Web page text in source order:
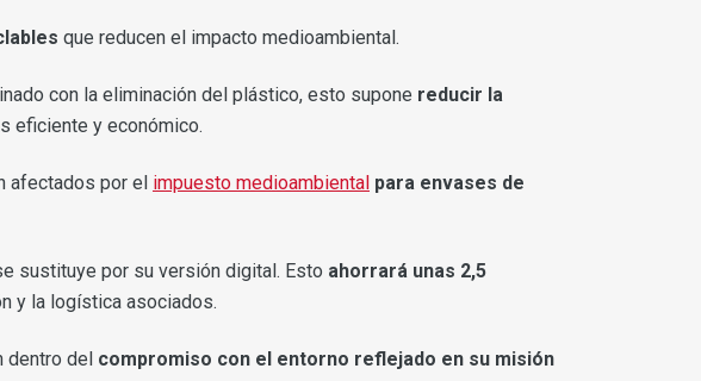
que reducen el impacto medioambiental.
con la eliminación del plástico, esto supone reducir la
eficiente y económico.
afectados por el impuesto medioambiental para envases de
sustituye por su versión digital. Esto ahorrará unas 2,5
y la logística asociados.
dentro del compromiso con el entorno reflejado en su misión